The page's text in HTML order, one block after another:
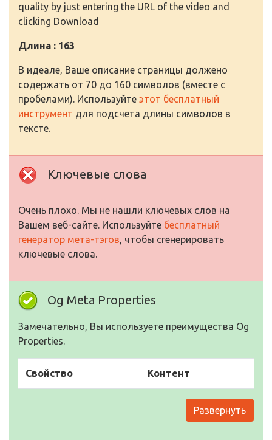
quality by just entering the URL of the video and
clicking Download
Длина : 163
В идеале, Ваше описание страницы должено
содержать от 70 до 160 символов (вместе с
пробелами). Используйте этот бесплатный
инструмент для подсчета длины символов в
тексте.
Ключевые слова
Очень плохо. Мы не нашли ключевых слов на
Вашем веб-сайте. Используйте бесплатный
генератор мета-тэгов, чтобы сгенерировать
ключевые слова.
Og Meta Properties
Замечательно, Вы используете преимущества Og
Properties.
Свойство Контент
Развернуть